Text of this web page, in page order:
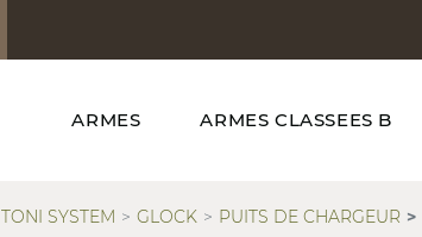
ARMES ARMES CLASSEES B
TONI SYSTEM GLOCK PUITS DE CHARGEUR